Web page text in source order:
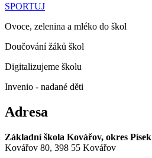
SPORTUJ
Ovoce, zelenina a mléko do škol
Doučování žáků škol
Digitalizujeme školu
Invenio - nadané děti
Adresa
Základní škola Kovářov, okres Písek
Kovářov 80, 398 55 Kovářov